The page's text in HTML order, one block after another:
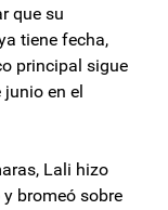
que su
tiene fecha,
principal sigue
en el
Lali hizo
bromeó sobre